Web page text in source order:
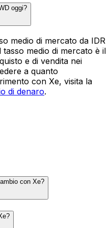
oggi?
medio di mercato da IDR
medio di mercato è il
e di vendita nei
a quanto
con Xe, visita la
di denaro.
con Xe?